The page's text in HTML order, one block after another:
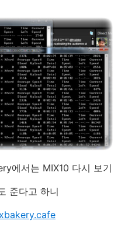
에서는 MIX10 다시 보기
준다고 하니